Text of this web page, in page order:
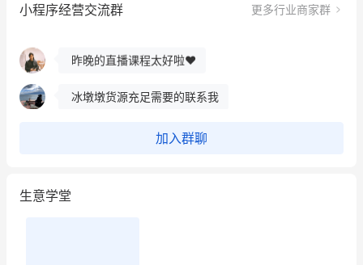
小程序经营交流群 更多行业商家群
餐饮也得靠私域和服务提高竞争力
昨晚的直播课程太好啦❤️
冰墩墩货源充足需要的联系我
加入群聊
生意学堂